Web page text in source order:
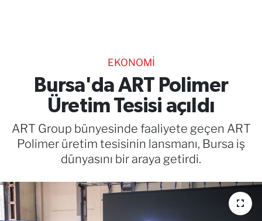
EKONOMİ
Bursa'da ART Polimer
Üretim Tesisi açıldı
ART Group bünyesinde faaliyete geçen ART
Polimer üretim tesisinin lansmanı, Bursa iş
dünyasını bir araya getirdi.
RESMİ İLANLAR
Gencsesfm Canlı Dinle